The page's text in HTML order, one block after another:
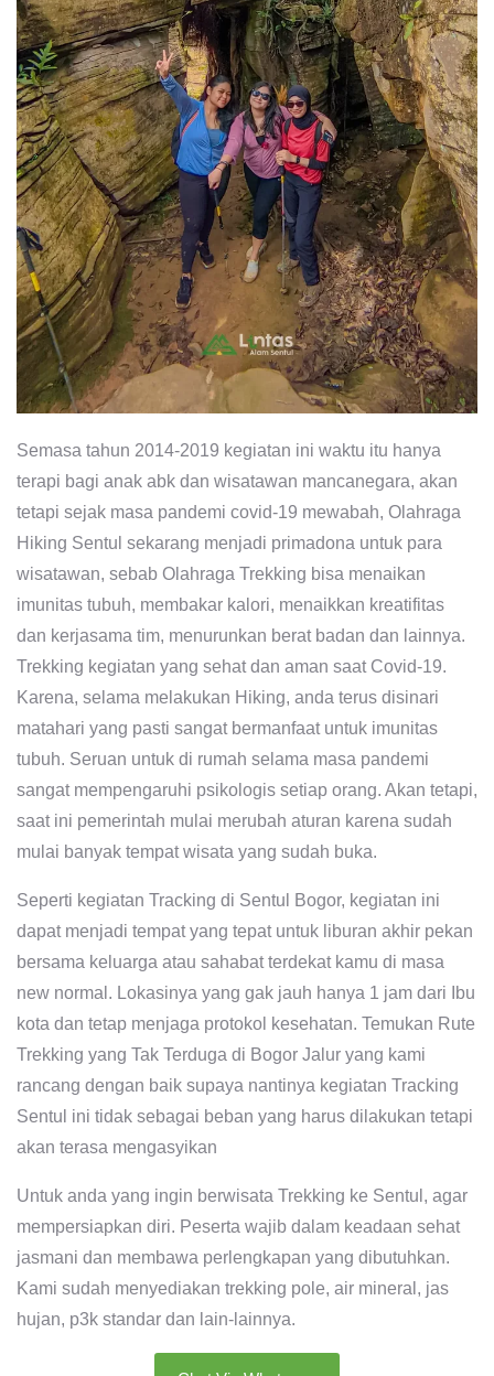
Semasa tahun 2014-2019 kegiatan ini waktu itu hanya
terapi bagi anak abk dan wisatawan mancanegara, akan
tetapi sejak masa pandemi covid-19 mewabah, Olahraga
Hiking Sentul sekarang menjadi primadona untuk para
wisatawan, sebab Olahraga Trekking bisa menaikan
imunitas tubuh, membakar kalori, menaikkan kreatifitas
dan kerjasama tim, menurunkan berat badan dan lainnya.
Trekking kegiatan yang sehat dan aman saat Covid-19.
Karena, selama melakukan Hiking, anda terus disinari
matahari yang pasti sangat bermanfaat untuk imunitas
tubuh. Seruan untuk di rumah selama masa pandemi
sangat mempengaruhi psikologis setiap orang. Akan tetapi,
saat ini pemerintah mulai merubah aturan karena sudah
mulai banyak tempat wisata yang sudah buka.
Seperti kegiatan Tracking di Sentul Bogor, kegiatan ini
dapat menjadi tempat yang tepat untuk liburan akhir pekan
bersama keluarga atau sahabat terdekat kamu di masa
new normal. Lokasinya yang gak jauh hanya 1 jam dari Ibu
kota dan tetap menjaga protokol kesehatan. Temukan Rute
Trekking yang Tak Terduga di Bogor Jalur yang kami
rancang dengan baik supaya nantinya kegiatan Tracking
Sentul ini tidak sebagai beban yang harus dilakukan tetapi
akan terasa mengasyikan
Untuk anda yang ingin berwisata Trekking ke Sentul, agar
mempersiapkan diri. Peserta wajib dalam keadaan sehat
jasmani dan membawa perlengkapan yang dibutuhkan.
Kami sudah menyediakan trekking pole, air mineral, jas
hujan, p3k standar dan lain-lainnya.